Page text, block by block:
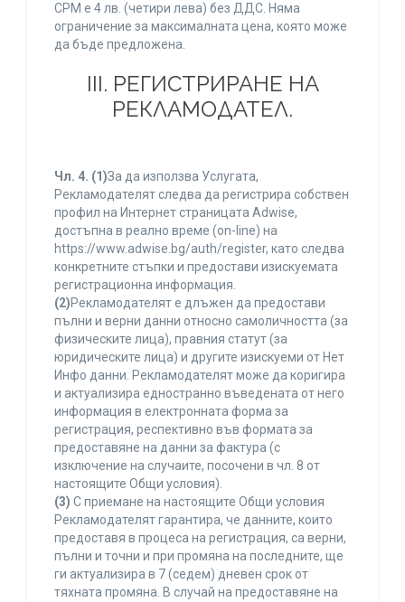
CPM е 4 лв. (четири лева) без ДДС. Няма
ограничение за максималната цена, която може
да бъде предложена.
ІІІ. РЕГИСТРИРАНЕ НА
РЕКЛАМОДАТЕЛ.
Чл. 4. (1)За да използва Услугата,
Рекламодателят следва да регистрира собствен
профил на Интернет страницата Adwise,
достъпна в реално време (on-line) на
https://www.adwise.bg/auth/register, като следва
конкретните стъпки и предостави изискуемата
регистрационна информация.
(2)Рекламодателят е длъжен да предостави
пълни и верни данни относно самоличността (за
физическите лица), правния статут (за
юридическите лица) и другите изискуеми от Нет
Инфо данни. Рекламодателят може да коригира
и актуализира едностранно въведената от него
информация в електронната форма за
регистрация, респективно във формата за
предоставяне на данни за фактура (с
изключение на случаите, посочени в чл. 8 от
настоящите Общи условия).
(3) С приемане на настоящите Общи условия
Рекламодателят гарантира, че данните, които
предоставя в процеса на регистрация, са верни,
пълни и точни и при промяна на последните, ще
ги актуализира в 7 (седем) дневен срок от
тяхната промяна. В случай на предоставяне на